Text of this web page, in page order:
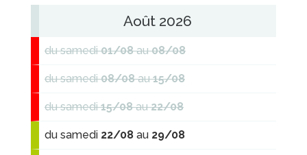
Août 2026
du samedi01/08au08/08
du samedi08/08au15/08
du samedi15/08au22/08
du samedi 22/08 au 29/08